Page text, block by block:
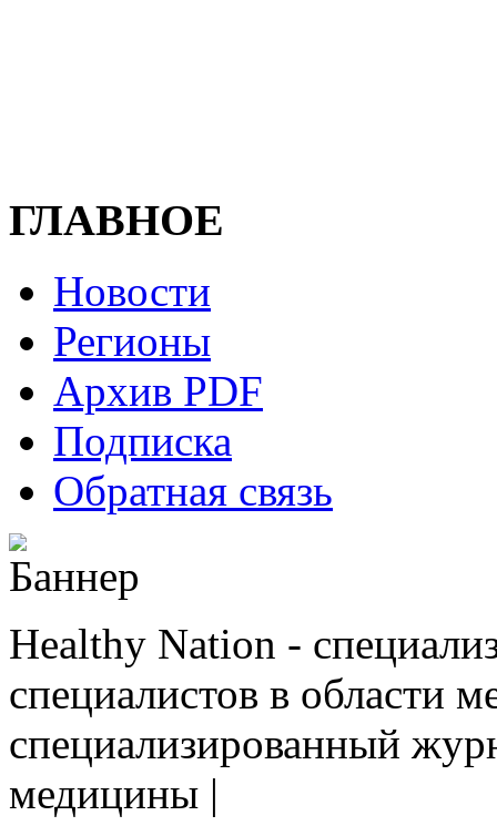
ГЛАВНОЕ
Новости
Регионы
Архив PDF
Подписка
Обратная связь
Healthy Nation -
специалистов в области
cпециализированный
медицины |